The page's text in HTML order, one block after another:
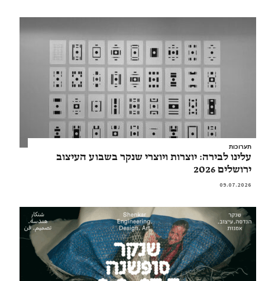
תערוכות
עלינו לבירה: יוצרות ויוצרי שנקר בשבוע העיצוב
ירושלים 2026
09.07.2026